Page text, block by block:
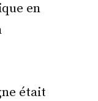
en
était